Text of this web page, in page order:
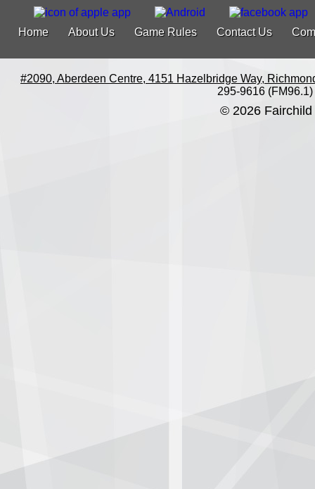
Home About Us Game Rules Contact Us
#2090, Aberdeen Centre, 4151 Hazelbridge Way,
295-9616 (FM96.1)
© 2026 Fairchild